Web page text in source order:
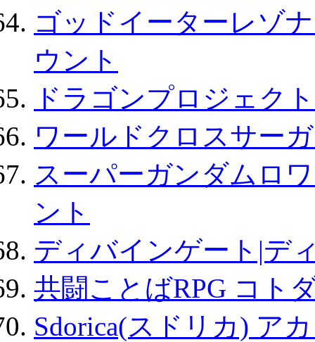
ゴッドイーターレゾ
ウント
ドラゴンプロジェク
ワールドクロスサー
スーパーガンダムロ
ント
ディバインゲート|デ
共闘ことばRPG コト
Sdorica(スドリカ) ア